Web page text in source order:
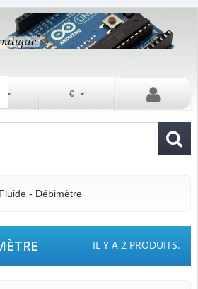
€
Fluide - Débimètre
IL Y A 2 PRODUITS.